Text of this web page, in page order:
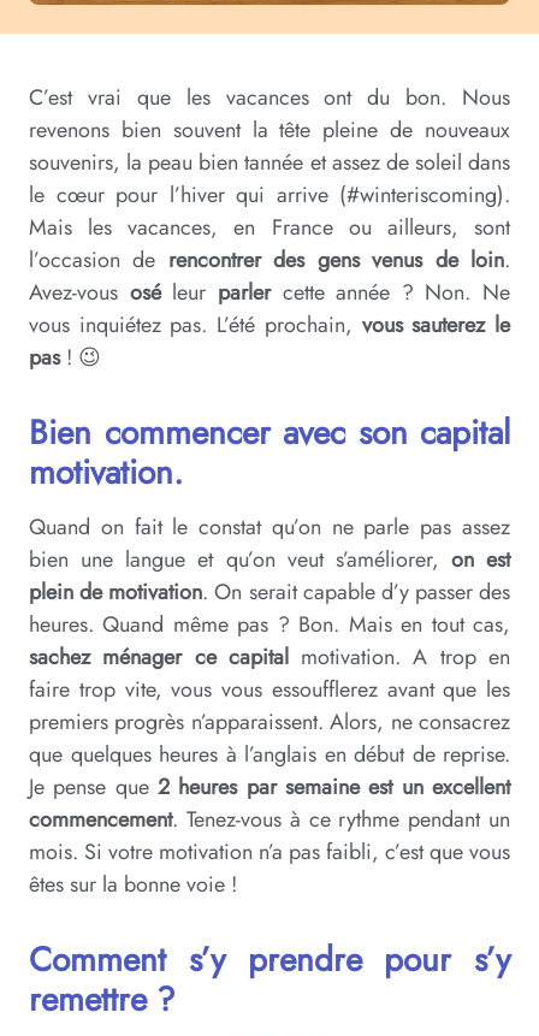
C’est vrai que les vacances ont du bon. Nous
revenons bien souvent la tête pleine de nouveaux
souvenirs, la peau bien tannée et assez de soleil dans
le cœur pour l’hiver qui arrive (#winteriscoming).
Mais les vacances, en France ou ailleurs, sont
l’occasion de rencontrer des gens venus de loin.
Avez-vous oséleur parlercette année ? Non. Ne
vous inquiétez pas. L’été prochain, vous sauterez le
pas! 😉
Bien commencer avec son capital
motivation.
Quand on fait le constat qu’on ne parle pas assez
bien une langue et qu’on veut s’améliorer, on est
plein de motivation. On serait capable d’y passer des
heures. Quand même pas ? Bon. Mais en tout cas,
sachez ménager ce capitalmotivation. A trop en
faire trop vite, vous vous essoufflerez avant que les
premiers progrès n’apparaissent. Alors, ne consacrez
que quelques heures à l’anglais en début de reprise.
Je pense que2 heures par semaine est un excellent
commencement. Tenez-vous à ce rythme pendant un
mois. Si votre motivation n’a pas faibli, c’est que vous
êtes sur la bonne voie !
Comment s’y prendre pour s’y
remettre ?